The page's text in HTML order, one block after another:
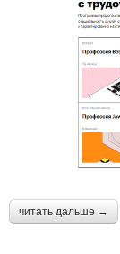
читать дальше →